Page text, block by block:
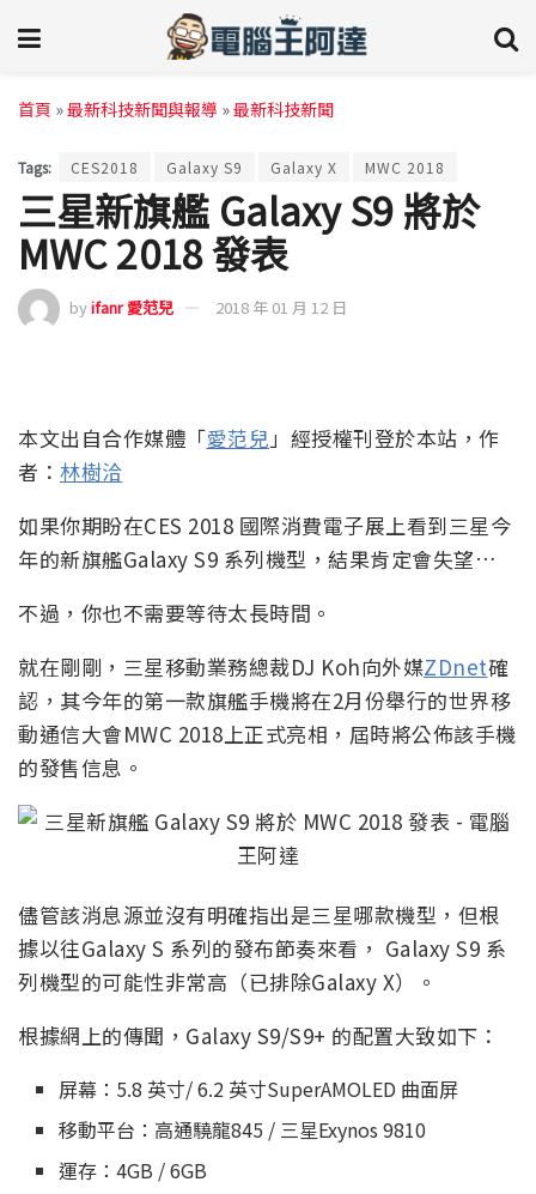
首頁 »最新科技新聞與報導 »最新科技新聞
Tags: CES2018 Galaxy S9 Galaxy X MWC 2018
三星新旗艦 Galaxy S9 將於
MWC 2018 發表
byifanr 愛范兒 2018 年 01 月 12 日
本文出自合作媒體「愛范兒」經授權刊登於本站，作
者： 林樹洽
如果你期盼在CES 2018 國際消費電子展上看到三星今
年的新旗艦Galaxy S9 系列機型，結果肯定會失望…
不過，你也不需要等待太長時間。
就在剛剛，三星移動業務總裁DJ Koh向外媒ZDnet確
認，其今年的第一款旗艦手機將在2月份舉行的世界移
動通信大會MWC 2018上正式亮相，屆時將公佈該手機
的發售信息。
儘管該消息源並沒有明確指出是三星哪款機型，但根
據以往Galaxy S 系列的發布節奏來看， Galaxy S9 系
列機型的可能性非常高（已排除Galaxy X）。
根據網上的傳聞，Galaxy S9/S9+ 的配置大致如下：
屏幕：5.8 英寸/ 6.2 英寸SuperAMOLED 曲面屏
移動平台：高通驍龍845 / 三星Exynos 9810
運存：4GB / 6GB